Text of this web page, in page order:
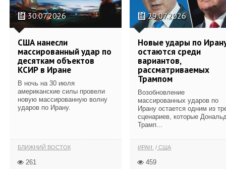
30.07.2026
США нанесли
массированный удар по
десяткам объектов
КСИР в Иране
В ночь на 30 июля
американские силы провели
новую массированную волну
ударов по Ирану.
БЛИЖНИЙ ВОСТОК
261
29.07.2026
Новые удары по
остаются среди
вариантов,
рассматриваемых
Трампом
Возобновление
массированных ударов по
Ирану остается одним из
сценариев, которые
Трамп...
ИРАН США
459